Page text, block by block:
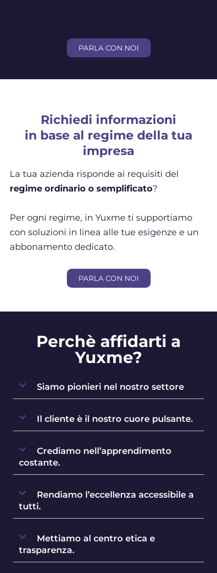
PARLA CON NOI
Richiedi informazioni
in base al regime della tua
impresa
La tua azienda risponde ai requisiti del
regime ordinario o semplificato?
Per ogni regime, in Yuxme ti supportiamo
con soluzioni in linea alle tue esigenze e un
abbonamento dedicato.
PARLA CON NOI
Perchè affidarti a
Yuxme?
Siamo pionieri nel nostro settore
Il cliente è il nostro cuore pulsante.
Crediamo nell’apprendimento
costante.
Rendiamo l’eccellenza accessibile a
tutti.
Mettiamo al centro etica e
trasparenza.